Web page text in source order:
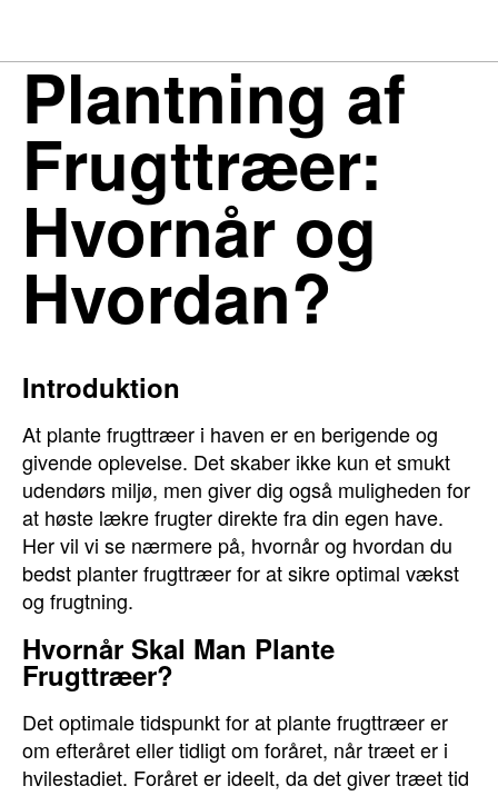
Plantning af
Frugttræer:
Hvornår og
Hvordan?
Introduktion
At plante frugttræer i haven er en berigende og
givende oplevelse. Det skaber ikke kun et smukt
udendørs miljø, men giver dig også muligheden for
at høste lækre frugter direkte fra din egen have.
Her vil vi se nærmere på, hvornår og hvordan du
bedst planter frugttræer for at sikre optimal vækst
og frugtning.
Hvornår Skal Man Plante
Frugttræer?
Det optimale tidspunkt for at plante frugttræer er
om efteråret eller tidligt om foråret, når træet er i
hvilestadiet. Foråret er ideelt, da det giver træet tid